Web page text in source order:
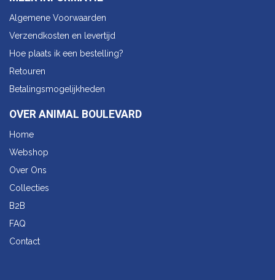
Algemene Voorwaarden
Verzendkosten en levertijd
Hoe plaats ik een bestelling?
Retouren
Betalingsmogelijkheden
OVER ANIMAL BOULEVARD
Home
Webshop
Over Ons
Collecties
B2B
FAQ
Contact